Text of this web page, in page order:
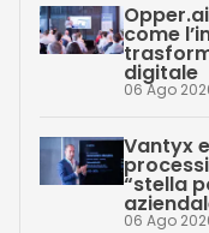
come
digitale
06 Ago
Vantyx
“stella
06 Ago